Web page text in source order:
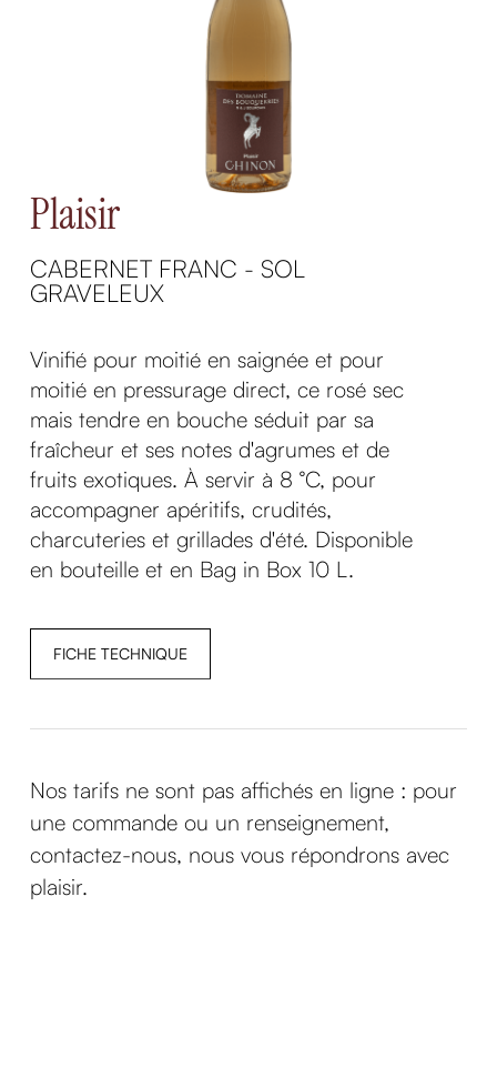
Plaisir
CABERNET FRANC - SOL
GRAVELEUX
Vinifié pour moitié en saignée et pour
moitié en pressurage direct, ce rosé sec
mais tendre en bouche séduit par sa
fraîcheur et ses notes d'agrumes et de
fruits exotiques. À servir à 8 °C, pour
accompagner apéritifs, crudités,
charcuteries et grillades d'été. Disponible
en bouteille et en Bag in Box 10 L.
FICHE TECHNIQUE
Nos tarifs ne sont pas affichés en ligne : pour
une commande ou un renseignement,
contactez-nous, nous vous répondrons avec
plaisir.